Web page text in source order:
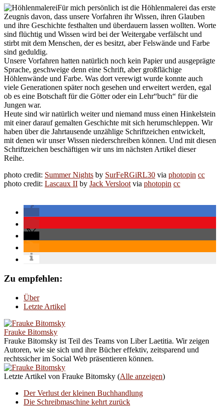
Für mich persönlich ist die Höhlenmalerei das erste
Zeugnis davon, dass unsere Vorfahren ihr Wissen, ihren Glauben
und ihre Geschichte festhalten und überdauern lassen wollten. Worte
sind flüchtig und Wissen wird bei der Weitergabe verfälscht und
stirbt mit dem Menschen, der es besitzt, aber Felswände und Farbe
sind geduldig.
Unsere Vorfahren hatten natürlich noch kein Papier und ausgeprägte
Sprache, geschweige denn eine Schrift, aber großflächige
Höhlenwände und Farbe. Was dort verewigt wurde konnte auch
viele Generationen später noch gesehen und erweitert werden, egal
ob es eine Botschaft für die Götter oder ein Lehr“buch“ für die
Jungen war.
Heute sind wir natürlich weiter und niemand muss einen Hinkelstein
mit einer darauf gemalten Geschichte mit sich herumschleppen. Wir
haben über die Jahrtausende unzählige Schriftzeichen entwickelt,
mit denen wir unser Wissen niederschreiben können. Und mit diesen
Schriftzeichen beschäftigen wir uns im nächsten Artikel dieser
Reihe.
photo credit: Summer Nights by SurFeRGiRL30 via photopin cc
photo credit: Lascaux II by Jack Versloot via photopin cc
Zu empfehlen:
Über
Letzte Artikel
Frauke Bitomsky
Frauke Bitomsky ist Teil des Teams von Liber Laetitia. Wir zeigen
Autoren, wie sie sich und ihre Bücher effektiv, zeitsparend und
rechtssicher im Social Web präsentieren können.
Letzte Artikel von Frauke Bitomsky (Alle anzeigen)
Der Verlust der kleinen Buchhandlung
Die Schreibmaschine kehrt zurück